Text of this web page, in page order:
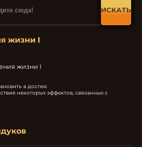
ИСКАТЬ
жизни I
жизни I
в доспех.
некоторых эффектов, связанных с